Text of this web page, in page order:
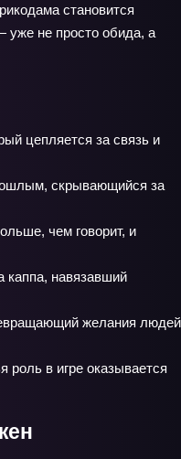
становится
уже не просто обида, а
цепляется за связь и
скрывающийся за
чем говорит, и
каппа, навязавший
желания людей
в игре оказывается